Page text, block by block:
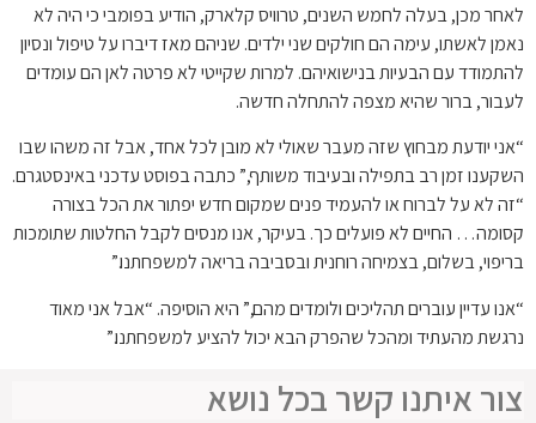
לאחר מכן, בעלה לחמש השנים, טרוויס קלארק, הודיע בפומבי כי היה לא
נאמן לאשתו, עימה הם חולקים שני ילדים. שניהם מאז דיברו על טיפול ונסיון
להתמודד עם הבעיות בנישואיהם. למרות שקייטי לא פרטה לאן הם עומדים
לעבור, ברור שהיא מצפה להתחלה חדשה.
“אני יודעת מבחוץ שזה מעבר שאולי לא מובן לכל אחד, אבל זה משהו שבו
השקענו זמן רב בתפילה ובעיבוד משותף,” כתבה בפוסט עדכני באינסטגרם.
“זה לא על לברוח או להעמיד פנים שמקום חדש יפתור את הכל בצורה
קסומה… החיים לא פועלים כך. בעיקר, אנו מנסים לקבל החלטות שתומכות
בריפוי, בשלום, בצמיחה רוחנית ובסביבה בריאה למשפחתנו.”
“אנו עדיין עוברים תהליכים ולומדים מהם,” היא הוסיפה. “אבל אני מאוד
נרגשת מהעתיד ומהכל שהפרק הבא יכול להציע למשפחתנו.”
צור איתנו קשר בכל נושא